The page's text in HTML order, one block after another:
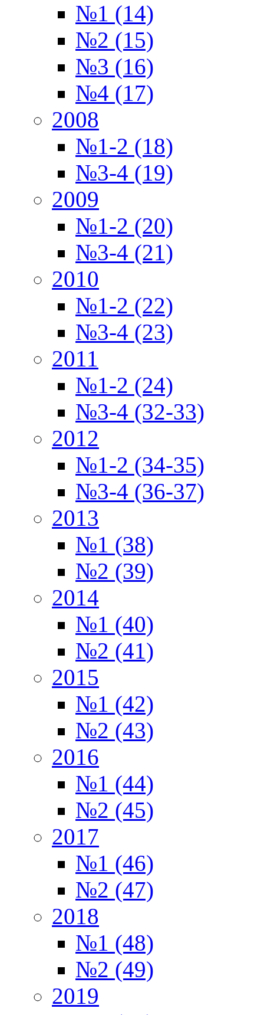
№1 (14)
№2 (15)
№3 (16)
№4 (17)
2008
№1-2 (18)
№3-4 (19)
2009
№1-2 (20)
№3-4 (21)
2010
№1-2 (22)
№3-4 (23)
2011
№1-2 (24)
№3-4 (32-33)
2012
№1-2 (34-35)
№3-4 (36-37)
2013
№1 (38)
№2 (39)
2014
№1 (40)
№2 (41)
2015
№1 (42)
№2 (43)
2016
№1 (44)
№2 (45)
2017
№1 (46)
№2 (47)
2018
№1 (48)
№2 (49)
2019